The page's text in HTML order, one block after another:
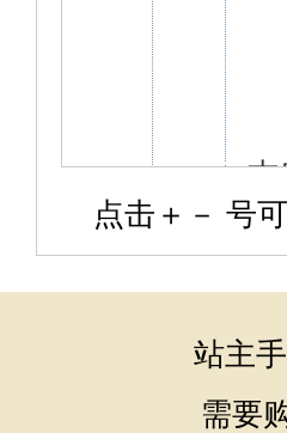
志
必常（
点击＋－ 号可
站主
需要